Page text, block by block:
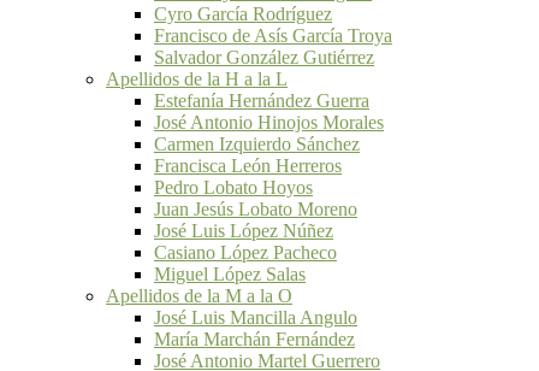
Cyro García Rodríguez
Francisco de Asís García Troya
Salvador González Gutiérrez
Apellidos de la H a la L
Estefanía Hernández Guerra
José Antonio Hinojos Morales
Carmen Izquierdo Sánchez
Francisca León Herreros
Pedro Lobato Hoyos
Juan Jesús Lobato Moreno
José Luis López Núñez
Casiano López Pacheco
Miguel López Salas
Apellidos de la M a la O
José Luis Mancilla Angulo
María Marchán Fernández
José Antonio Martel Guerrero